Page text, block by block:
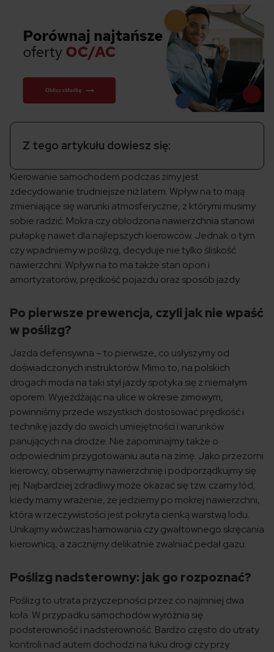
Z tego artykułu dowiesz się:
Kierowanie samochodem podczas zimy jest
zdecydowanie trudniejsze niż latem. Wpływ na to mają
zmieniające się warunki atmosferyczne, z którymi musimy
sobie radzić. Mokra czy oblodzona nawierzchnia stanowi
pułapkę nawet dla najlepszych kierowców. Jednak o tym
czy wpadniemy w poślizg, decyduje nie tylko śliskość
nawierzchni. Wpływ na to ma także stan opon i
amortyzatorów, prędkość pojazdu oraz sposób jazdy.
Po pierwsze prewencja, czyli jak nie wpaść
w poślizg?
Jazda defensywna – to pierwsze, co usłyszymy od
doświadczonych instruktorów. Mimo to, na polskich
drogach moda na taki styl jazdy spotyka się z niemałym
oporem. Wyjeżdżając na ulice w okresie zimowym,
powinniśmy przede wszystkich dostosować prędkość i
technikę jazdy do swoich umiejętności i warunków
panujących na drodze. Nie zapominajmy także o
odpowiednim przygotowaniu auta na zimę. Jako przezorni
kierowcy, obserwujmy nawierzchnię i podporządkujmy się
jej. Najbardziej zdradliwy może okazać się tzw. czarny lód,
kiedy mamy wrażenie, że jedziemy po mokrej nawierzchni,
która w rzeczywistości jest pokryta cienką warstwą lodu.
Unikajmy wówczas hamowania czy gwałtownego skręcania
kierownicą, a zacznijmy delikatnie zwalniać pedał gazu.
Poślizg nadsterowny: jak go rozpoznać?
Poślizg to utrata przyczepności przez co najmniej dwa
koła. W przypadku samochodów wyróżnia się
podsterowność i nadsterowność. Bardzo często do utraty
kontroli nad autem dochodzi na łuku drogi czy przy